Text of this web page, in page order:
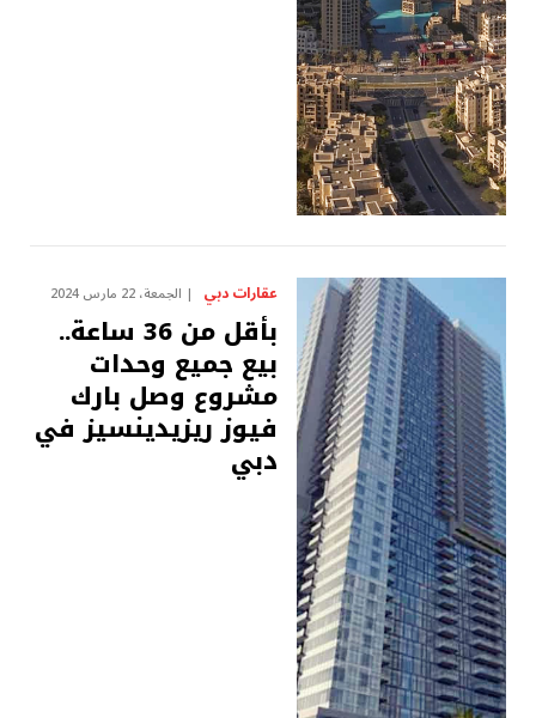
عقارات دبي الجمعة، 22 مارس 2024
بأقل من 36 ساعة..
بيع جميع وحدات
مشروع وصل بارك
فيوز ريزيدينسيز في
دبي